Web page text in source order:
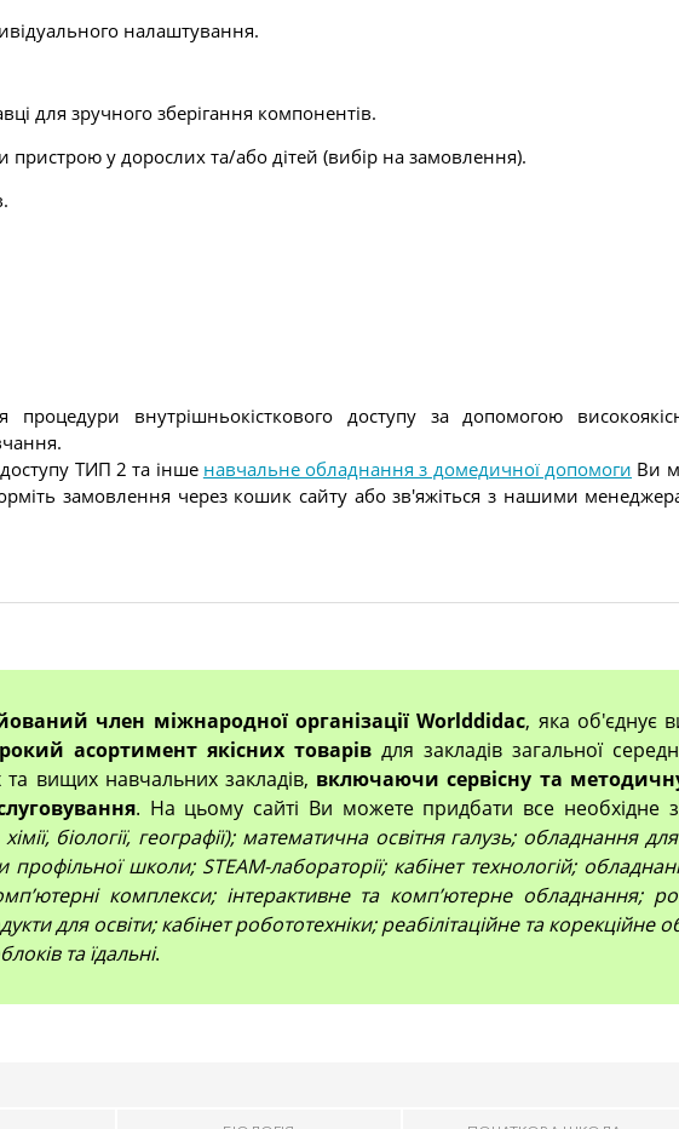
налаштування.
для зручного зберігання компонентів.
пристрою у дорослих та/або дітей (вибір на замовлення).
внутрішньокісткового доступу за допомогою
ТИП 2 та інше навчальне обладнання з домедичної допомоги Ви
замовлення через кошик сайту або зв'яжіться з нашими
член міжнародної організації Worlddidac, яка об'єднує
асортимент якісних товарів для закладів загальної
та вищих навчальних закладів, включаючи сервісну та
. На цьому сайті Ви можете придбати все необхідне
біології, географії); математична освітня галузь; обладнання
школи; STEAM-лабораторії; кабінет технологій;
комплекси; інтерактивне та комп’ютерне обладнання;
для освіти; кабінет робототехніки; реабілітаційне та корекційне
та їдальні.